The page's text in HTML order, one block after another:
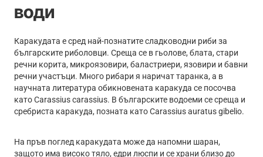
води
Каракудата е сред най-познатите сладководни риби за
българските риболовци. Среща се в гьолове, блата, стари
речни корита, микроязовири, баластриери, язовири и бавни
речни участъци. Много рибари я наричат таранка, а в
научната литература обикновената каракуда се посочва
като Carassius carassius. В българските водоеми се среща и
сребриста каракуда, позната като Carassius auratus gibelio.
На пръв поглед каракудата може да напомни шаран,
защото има високо тяло, едри люспи и се храни близо до